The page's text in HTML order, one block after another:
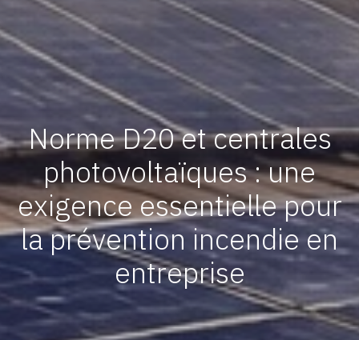
Norme D20 et centrales
photovoltaïques : une
exigence essentielle pour
la prévention incendie en
entreprise